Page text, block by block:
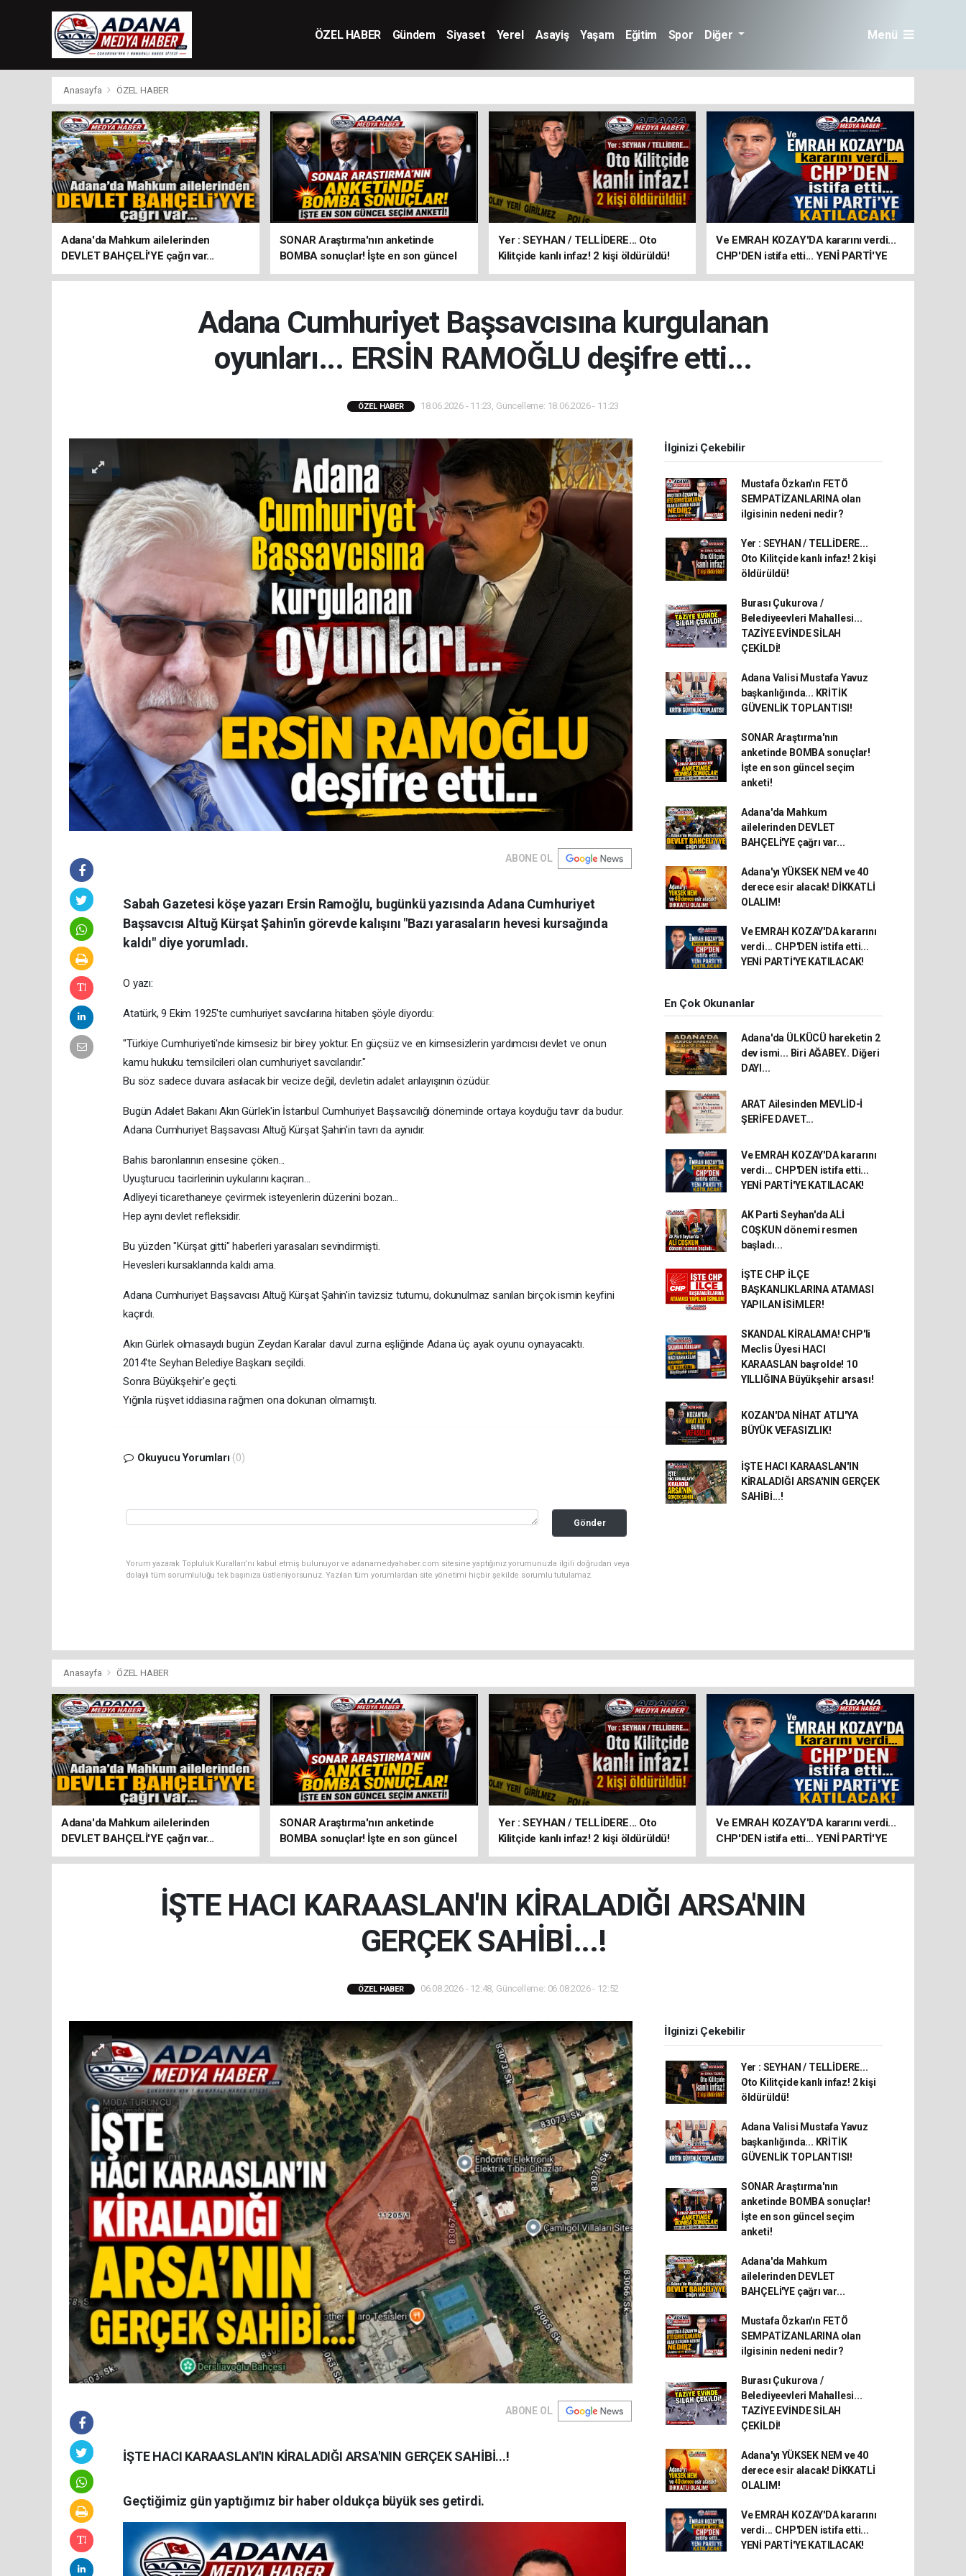
ÖZEL HABER Gündem Siyaset Yerel Asayiş Yaşam Eğitim Spor Diğer Menü
Anasayfa ÖZEL HABER
Adana'da Mahkum ailelerinden
DEVLET BAHÇELİ'YE çağrı var...
SONAR Araştırma'nın anketinde
BOMBA sonuçlar! İşte en son güncel
seçim anketi!
Yer : SEYHAN / TELLİDERE... Oto
Kilitçide kanlı infaz! 2 kişi öldürüldü!
Ve EMRAH KOZAY'DA kararını verdi...
CHP'DEN istifa etti... YENİ PARTİ'YE
KATILACAK!
Adana Cumhuriyet Başsavcısına kurgulanan
oyunları... ERSİN RAMOĞLU deşifre etti...
ÖZEL HABER 18.06.2026 - 11:23, Güncelleme: 18.06.2026 - 11:23
ABONE OL
Sabah Gazetesi köşe yazarı Ersin Ramoğlu, bugünkü yazısında Adana Cumhuriyet
Başsavcısı Altuğ Kürşat Şahin'in görevde kalışını "Bazı yarasaların hevesi kursağında
kaldı" diye yorumladı.
O yazı:
Atatürk, 9 Ekim 1925'te cumhuriyet savcılarına hitaben şöyle diyordu:
"Türkiye Cumhuriyeti'nde kimsesiz bir birey yoktur. En güçsüz ve en kimsesizlerin yardımcısı devlet ve onun
kamu hukuku temsilcileri olan cumhuriyet savcılarıdır."
Bu söz sadece duvara asılacak bir vecize değil, devletin adalet anlayışının özüdür.
Bugün Adalet Bakanı Akın Gürlek'in İstanbul Cumhuriyet Başsavcılığı döneminde ortaya koyduğu tavır da budur.
Adana Cumhuriyet Başsavcısı Altuğ Kürşat Şahin'in tavrı da aynıdır.
Bahis baronlarının ensesine çöken...
Uyuşturucu tacirlerinin uykularını kaçıran...
Adliyeyi ticarethaneye çevirmek isteyenlerin düzenini bozan...
Hep aynı devlet refleksidir.
Bu yüzden "Kürşat gitti" haberleri yarasaları sevindirmişti.
Hevesleri kursaklarında kaldı ama.
Adana Cumhuriyet Başsavcısı Altuğ Kürşat Şahin'in tavizsiz tutumu, dokunulmaz sanılan birçok ismin keyfini
kaçırdı.
Akın Gürlek olmasaydı bugün Zeydan Karalar davul zurna eşliğinde Adana üç ayak oyunu oynayacaktı.
2014'te Seyhan Belediye Başkanı seçildi.
Sonra Büyükşehir'e geçti.
Yığınla rüşvet iddiasına rağmen ona dokunan olmamıştı.
Okuyucu Yorumları (0)
Gönder
Yorum yazarak Topluluk Kuralları’nı kabul etmiş bulunuyor ve adanamedyahaber.com sitesine yaptığınız yorumunuzla ilgili doğrudan veya
dolaylı tüm sorumluluğu tek başınıza üstleniyorsunuz. Yazılan tüm yorumlardan site yönetimi hiçbir şekilde sorumlu tutulamaz.
İlginizi Çekebilir
Mustafa Özkan'ın FETÖ
SEMPATİZANLARINA olan
ilgisinin nedeni nedir?
Yer : SEYHAN / TELLİDERE...
Oto Kilitçide kanlı infaz! 2 kişi
öldürüldü!
Burası Çukurova /
Belediyeevleri Mahallesi...
TAZİYE EVİNDE SİLAH
ÇEKİLDİ!
Adana Valisi Mustafa Yavuz
başkanlığında... KRİTİK
GÜVENLİK TOPLANTISI!
SONAR Araştırma'nın
anketinde BOMBA sonuçlar!
İşte en son güncel seçim
anketi!
Adana'da Mahkum
ailelerinden DEVLET
BAHÇELİ'YE çağrı var...
Adana'yı YÜKSEK NEM ve 40
derece esir alacak! DİKKATLİ
OLALIM!
Ve EMRAH KOZAY'DA kararını
verdi... CHP'DEN istifa etti...
YENİ PARTİ'YE KATILACAK!
En Çok Okunanlar
Adana'da ÜLKÜCÜ hareketin 2
dev ismi... Biri AĞABEY.. Diğeri
DAYI...
ARAT Ailesinden MEVLİD-İ
ŞERİFE DAVET...
Ve EMRAH KOZAY'DA kararını
verdi... CHP'DEN istifa etti...
YENİ PARTİ'YE KATILACAK!
AK Parti Seyhan'da ALİ
COŞKUN dönemi resmen
başladı...
İŞTE CHP İLÇE
BAŞKANLIKLARINA ATAMASI
YAPILAN İSİMLER!
SKANDAL KİRALAMA! CHP'li
Meclis Üyesi HACI
KARAASLAN başrolde! 10
YILLIĞINA Büyükşehir arsası!
KOZAN'DA NİHAT ATLI'YA
BÜYÜK VEFASIZLIK!
İŞTE HACI KARAASLAN'IN
KİRALADIĞI ARSA'NIN GERÇEK
SAHİBİ...!
Anasayfa ÖZEL HABER
Adana'da Mahkum ailelerinden
DEVLET BAHÇELİ'YE çağrı var...
SONAR Araştırma'nın anketinde
BOMBA sonuçlar! İşte en son güncel
seçim anketi!
Yer : SEYHAN / TELLİDERE... Oto
Kilitçide kanlı infaz! 2 kişi öldürüldü!
Ve EMRAH KOZAY'DA kararını verdi...
CHP'DEN istifa etti... YENİ PARTİ'YE
KATILACAK!
İŞTE HACI KARAASLAN'IN KİRALADIĞI ARSA'NIN
GERÇEK SAHİBİ...!
ÖZEL HABER 06.08.2026 - 12:48, Güncelleme: 06.08.2026 - 12:52
ABONE OL
İŞTE HACI KARAASLAN'IN KİRALADIĞI ARSA'NIN GERÇEK SAHİBİ...!
Geçtiğimiz gün yaptığımız bir haber oldukça büyük ses getirdi.
İlginizi Çekebilir
Yer : SEYHAN / TELLİDERE...
Oto Kilitçide kanlı infaz! 2 kişi
öldürüldü!
Adana Valisi Mustafa Yavuz
başkanlığında... KRİTİK
GÜVENLİK TOPLANTISI!
SONAR Araştırma'nın
anketinde BOMBA sonuçlar!
İşte en son güncel seçim
anketi!
Adana'da Mahkum
ailelerinden DEVLET
BAHÇELİ'YE çağrı var...
Mustafa Özkan'ın FETÖ
SEMPATİZANLARINA olan
ilgisinin nedeni nedir?
Burası Çukurova /
Belediyeevleri Mahallesi...
TAZİYE EVİNDE SİLAH
ÇEKİLDİ!
Adana'yı YÜKSEK NEM ve 40
derece esir alacak! DİKKATLİ
OLALIM!
Ve EMRAH KOZAY'DA kararını
verdi... CHP'DEN istifa etti...
YENİ PARTİ'YE KATILACAK!